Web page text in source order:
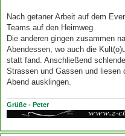
Nach getaner Arbeit auf dem
Teams auf den Heimweg.
Die anderen gingen zusammen
Abendessen, wo auch die
statt fand. Anschließend
Strassen und Gassen und liesen
Abend ausklingen.
Grüße - Peter